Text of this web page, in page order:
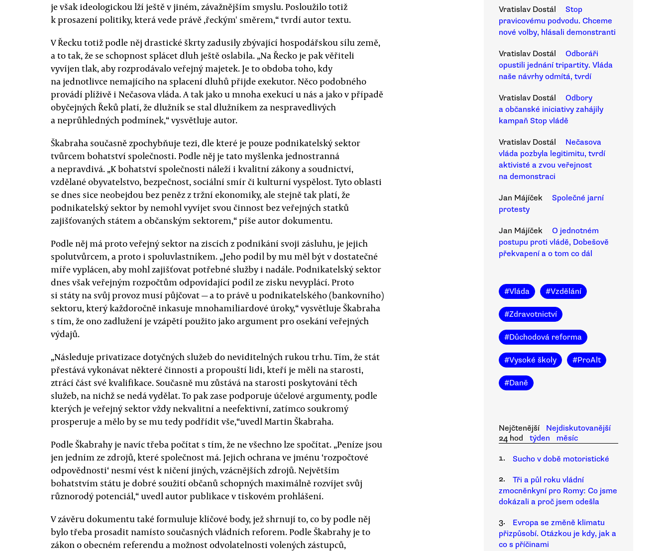
je však ideologickou lží ještě v jiném, závažnějším smyslu. Posloužilo totiž
k prosazení politiky, která vede právě ,řeckým' směrem,“ tvrdí autor textu.
V Řecku totiž podle něj drastické škrty zadusily zbývající hospodářskou sílu země,
a to tak, že se schopnost splácet dluh ještě oslabila. „Na Řecko je pak věřiteli
vyvíjen tlak, aby rozprodávalo veřejný majetek. Je to obdoba toho, kdy
na jednotlivce nemajícího na splacení dluhů přijde exekutor. Něco podobného
provádí plíživě i Nečasova vláda. A tak jako u mnoha exekucí u nás a jako v případě
obyčejných Řeků platí, že dlužník se stal dlužníkem za nespravedlivých
a neprůhledných podmínek,“ vysvětluje autor.
Škabraha současně zpochybňuje tezi, dle které je pouze podnikatelský sektor
tvůrcem bohatství společnosti. Podle něj je tato myšlenka jednostranná
a nepravdivá. „K bohatství společnosti náleží i kvalitní zákony a soudnictví,
vzdělané obyvatelstvo, bezpečnost, sociální smír či kulturní vyspělost. Tyto oblasti
se dnes sice neobejdou bez peněz z tržní ekonomiky, ale stejně tak platí, že
podnikatelský sektor by nemohl vyvíjet svou činnost bez veřejných statků
zajišťovaných státem a občanským sektorem,“ píše autor dokumentu.
Podle něj má proto veřejný sektor na ziscích z podnikání svoji zásluhu, je jejich
spolutvůrcem, a proto i spoluvlastníkem. „Jeho podíl by mu měl být v dostatečné
míře vyplácen, aby mohl zajišťovat potřebné služby i nadále. Podnikatelský sektor
dnes však veřejným rozpočtům odpovídající podíl ze zisku nevyplácí. Proto
si státy na svůj provoz musí půjčovat — a to právě u podnikatelského (bankovního)
sektoru, který každoročně inkasuje mnohamiliardové úroky,“ vysvětluje Škabraha
s tím, že ono zadlužení je vzápětí použito jako argument pro osekání veřejných
výdajů.
„Následuje privatizace dotyčných služeb do neviditelných rukou trhu. Tím, že stát
přestává vykonávat některé činnosti a propouští lidi, kteří je měli na starosti,
ztrácí část své kvalifikace. Současně mu zůstává na starosti poskytování těch
služeb, na nichž se nedá vydělat. To pak zase podporuje účelové argumenty, podle
kterých je veřejný sektor vždy nekvalitní a neefektivní, zatímco soukromý
prosperuje a mělo by se mu tedy podřídit vše,“uvedl Martin Škabraha.
Podle Škabrahy je navíc třeba počítat s tím, že ne všechno lze spočítat. „Peníze jsou
jen jedním ze zdrojů, které společnost má. Jejich ochrana ve jménu ‘rozpočtové
odpovědnosti‘ nesmí vést k ničení jiných, vzácnějších zdrojů. Největším
bohatstvím státu je dobré soužití občanů schopných maximálně rozvíjet svůj
různorodý potenciál,“ uvedl autor publikace v tiskovém prohlášení.
V závěru dokumentu také formuluje klíčové body, jež shrnují to, co by podle něj
bylo třeba prosadit namísto současných vládních reforem. Podle Škabrahy je to
zákon o obecném referendu a možnost odvolatelnosti volených zástupců,
Vratislav Dostál
Stop
pravicovému podvodu. Chceme
nové volby, hlásali demonstranti
Vratislav Dostál
Odboráři
opustili jednání tripartity. Vláda
naše návrhy odmítá, tvrdí
Vratislav Dostál
Odbory
a občanské iniciativy zahájily
kampaň Stop vládě
Vratislav Dostál
Nečasova
vláda pozbyla legitimitu, tvrdí
aktivisté a zvou veřejnost
na demonstraci
Jan Májíček
Společné jarní
protesty
Jan Májíček
O jednotném
postupu proti vládě, Dobešově
překvapení a o tom co dál
#Vláda #Vzdělání
#Zdravotnictví
#Důchodová reforma
#Vysoké školy #ProAlt
#Daně
Nejčtenější
Nejdiskutovanější
24 hod
týden
měsíc
1.
Sucho v době motoristické
2.
Tři a půl roku vládní
zmocněnkyní pro Romy: Co jsme
dokázali a proč jsem odešla
3.
Evropa se změně klimatu
přizpůsobí. Otázkou je kdy, jak a
co s příčinami